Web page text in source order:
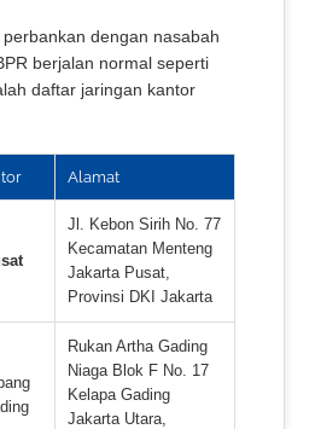
dengan nasabah
berjalan normal seperti
daftar jaringan kantor
Alamat
Jl. Kebon Sirih No. 77
Kecamatan Menteng
Jakarta Pusat,
Provinsi DKI Jakarta
Rukan Artha Gading
Niaga Blok F No. 17
Kelapa Gading
Jakarta Utara,